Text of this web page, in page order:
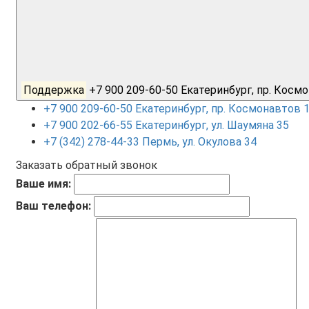
Поддержка +7 900 209-60-50 Екатеринбург, пр.
+7 900 209-60-50 Екатеринбург, пр. Космонавтов
+7 900 202-66-55 Екатеринбург, ул. Шаумяна 35
+7 (342) 278-44-33 Пермь, ул. Окулова 34
Заказать обратный звонок
Ваше имя:
Ваш телефон: